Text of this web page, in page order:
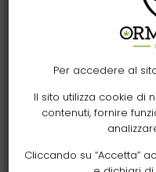
Related products
Per accedere al
Il sito utilizza cookie di
contenuti, fornire
Cliccando su “Accetta”